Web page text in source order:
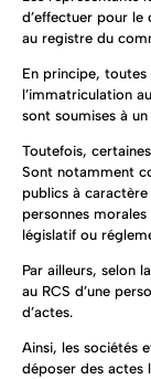
d’effectuer pour le
au registre du
En principe, toutes
l’immatriculation
sont soumises à
Toutefois,
Sont notamment
publics à
personnes
législatif ou
Par ailleurs, selon
au RCS d’une
d’actes.
Ainsi, les sociétés
déposer des actes